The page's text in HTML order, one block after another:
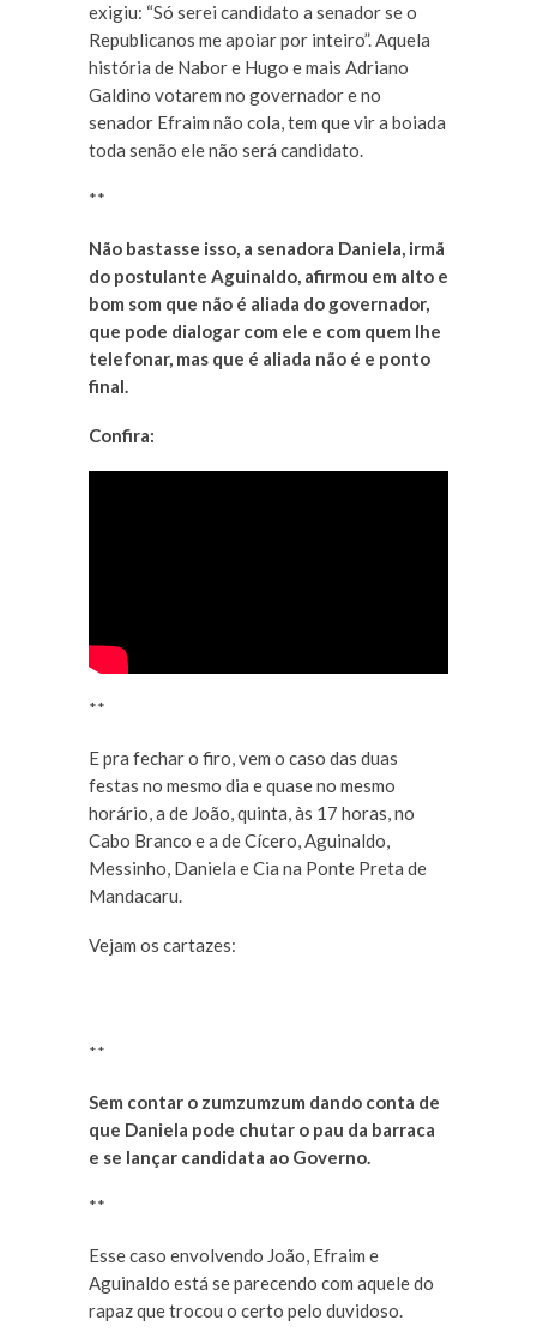
exigiu: “Só serei candidato a senador se o
Republicanos me apoiar por inteiro”. Aquela
história de Nabor e Hugo e mais Adriano
Galdino votarem no governador e no
senador Efraim não cola, tem que vir a boiada
toda senão ele não será candidato.
**
Não bastasse isso, a senadora Daniela, irmã
do postulante Aguinaldo, afirmou em alto e
bom som que não é aliada do governador,
que pode dialogar com ele e com quem lhe
telefonar, mas que é aliada não é e ponto
final.
Confira:
**
E pra fechar o firo, vem o caso das duas
festas no mesmo dia e quase no mesmo
horário, a de João, quinta, às 17 horas, no
Cabo Branco e a de Cícero, Aguinaldo,
Messinho, Daniela e Cia na Ponte Preta de
Mandacaru.
Vejam os cartazes:
**
Sem contar o zumzumzum dando conta de
que Daniela pode chutar o pau da barraca
e se lançar candidata ao Governo.
**
Esse caso envolvendo João, Efraim e
Aguinaldo está se parecendo com aquele do
rapaz que trocou o certo pelo duvidoso.